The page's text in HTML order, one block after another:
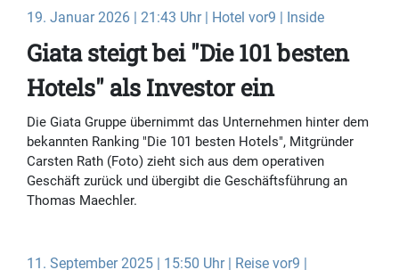
19. Januar 2026 | 21:43 Uhr | Hotel vor9 | Inside
Giata steigt bei "Die 101 besten
Hotels" als Investor ein
Die Giata Gruppe übernimmt das Unternehmen hinter dem
bekannten Ranking "Die 101 besten Hotels", Mitgründer
Carsten Rath (Foto) zieht sich aus dem operativen
Geschäft zurück und übergibt die Geschäftsführung an
Thomas Maechler.
11. September 2025 | 15:50 Uhr | Reise vor9 |